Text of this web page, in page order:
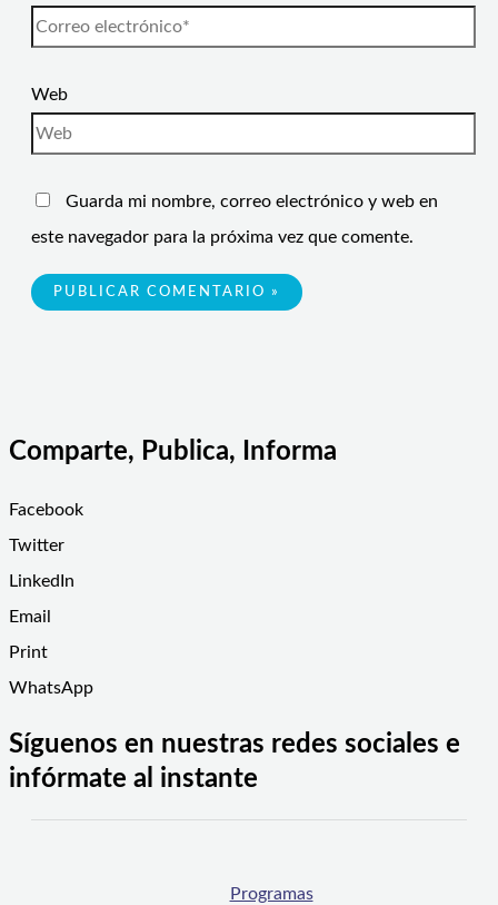
Web
Guarda mi nombre, correo electrónico y web en
este navegador para la próxima vez que comente.
Comparte, Publica, Informa
Facebook
Twitter
LinkedIn
Email
Print
WhatsApp
Síguenos en nuestras redes sociales e
infórmate al instante
Programas